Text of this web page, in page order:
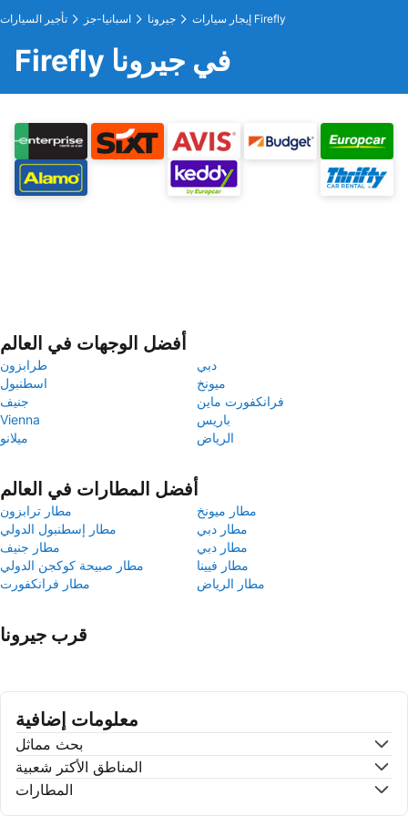
تأجير السيارات اسبانيا-جز جيرونا إيجار سيارات Firefly
Firefly في جيرونا
أفضل الوجهات في العالم
طرابزون
دبي
اسطنبول
ميونخ
جنيف
فرانكفورت ماين
Vienna
باريس
ميلانو
الرياض
أفضل المطارات في العالم
مطار ترابزون
مطار ميونخ
مطار إسطنبول الدولي
مطار دبي
مطار جنيف
مطار دبي
مطار صبيحة كوكجن الدولي
مطار فيينا
مطار فرانكفورت
مطار الرياض
قرب جيرونا
معلومات إضافية
بحث مماثل
المناطق الأكتر شعبية
المطارات